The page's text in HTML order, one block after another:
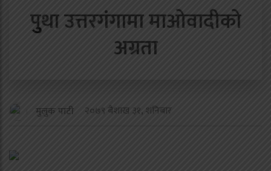
पुुथा उत्तरगंगामा माओवादीको
अग्रता
मुलुक पाटी २०७९ बैशाख ३१, शनिबार